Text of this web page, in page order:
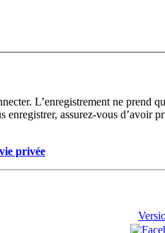
L’enregistrement ne prend
enregistrer, assurez-vous
privée